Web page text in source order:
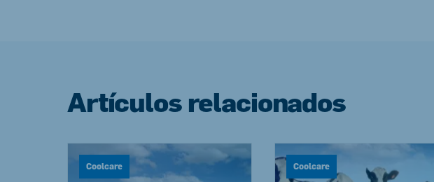
Artículos relacionados
Coolcare Coolcare